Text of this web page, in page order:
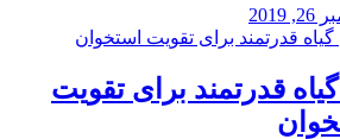
گیاه قدرتمند برای تقویت